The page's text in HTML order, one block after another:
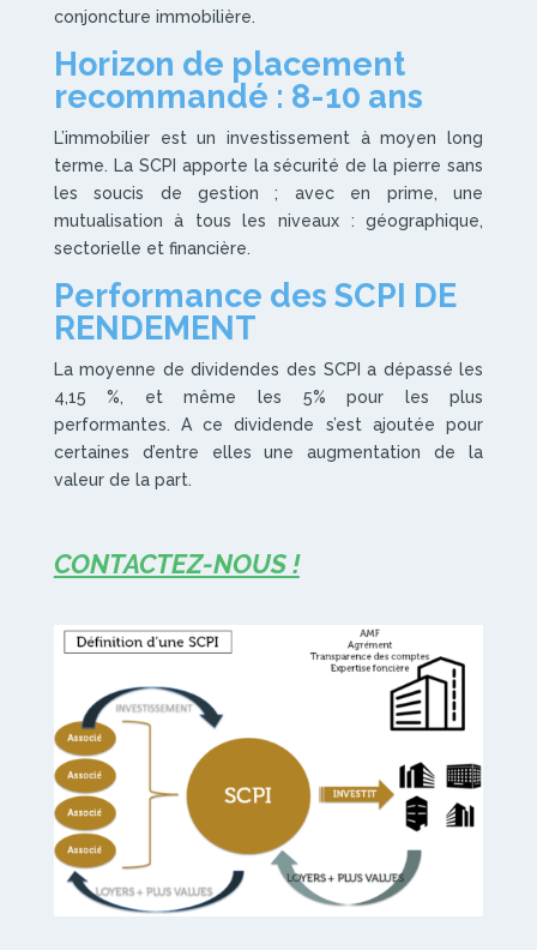
conjoncture immobilière.
Horizon de placement
recommandé : 8-10 ans
L’immobilier est un investissement à moyen long
terme. La SCPI apporte la sécurité de la pierre sans
les soucis de gestion ; avec en prime, une
mutualisation à tous les niveaux : géographique,
sectorielle et financière.
Performance des SCPI DE
RENDEMENT
La moyenne de dividendes des SCPI a dépassé les
4,15 %, et même les 5% pour les plus
performantes. A ce dividende s’est ajoutée pour
certaines d’entre elles une augmentation de la
valeur de la part.
CONTACTEZ-NOUS !